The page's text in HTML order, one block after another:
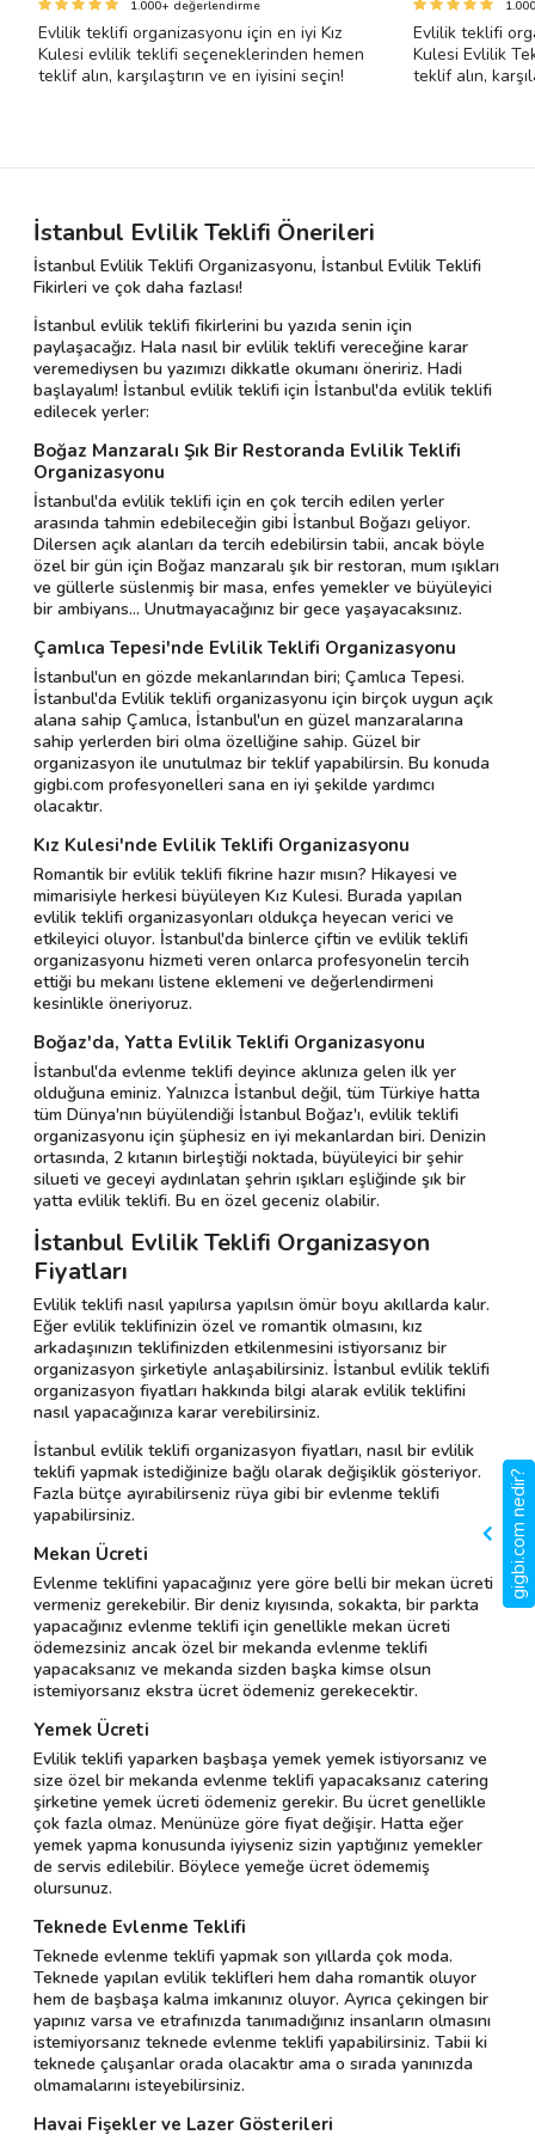
1.000+ değerlendirme
Evlilik teklifi organizasyonu için en iyi Kız
Kulesi evlilik teklifi seçeneklerinden hemen
teklif alın, karşılaştırın ve en iyisini seçin!
Evlilik teklifi
Kulesi Evlilik
teklif alın,
İstanbul Evlilik Teklifi Önerileri
İstanbul Evlilik Teklifi Organizasyonu, İstanbul Evlilik Teklifi
Fikirleri ve çok daha fazlası!
İstanbul evlilik teklifi fikirlerini bu yazıda senin için
paylaşacağız. Hala nasıl bir evlilik teklifi vereceğine karar
veremediysen bu yazımızı dikkatle okumanı öneririz. Hadi
başlayalım! İstanbul evlilik teklifi için İstanbul'da evlilik teklifi
edilecek yerler:
Boğaz Manzaralı Şık Bir Restoranda Evlilik Teklifi
Organizasyonu
İstanbul'da evlilik teklifi için en çok tercih edilen yerler
arasında tahmin edebileceğin gibi İstanbul Boğazı geliyor.
Dilersen açık alanları da tercih edebilirsin tabii, ancak böyle
özel bir gün için Boğaz manzaralı şık bir restoran, mum ışıkları
ve güllerle süslenmiş bir masa, enfes yemekler ve büyüleyici
bir ambiyans... Unutmayacağınız bir gece yaşayacaksınız.
Çamlıca Tepesi'nde Evlilik Teklifi Organizasyonu
İstanbul'un en gözde mekanlarından biri; Çamlıca Tepesi.
İstanbul'da Evlilik teklifi organizasyonu için birçok uygun açık
alana sahip Çamlıca, İstanbul'un en güzel manzaralarına
sahip yerlerden biri olma özelliğine sahip. Güzel bir
organizasyon ile unutulmaz bir teklif yapabilirsin. Bu konuda
gigbi.com profesyonelleri sana en iyi şekilde yardımcı
olacaktır.
Kız Kulesi'nde Evlilik Teklifi Organizasyonu
Romantik bir evlilik teklifi fikrine hazır mısın? Hikayesi ve
mimarisiyle herkesi büyüleyen Kız Kulesi. Burada yapılan
evlilik teklifi organizasyonları oldukça heyecan verici ve
etkileyici oluyor. İstanbul'da binlerce çiftin ve evlilik teklifi
organizasyonu hizmeti veren onlarca profesyonelin tercih
ettiği bu mekanı listene eklemeni ve değerlendirmeni
kesinlikle öneriyoruz.
Boğaz'da, Yatta Evlilik Teklifi Organizasyonu
İstanbul'da evlenme teklifi deyince aklınıza gelen ilk yer
olduğuna eminiz. Yalnızca İstanbul değil, tüm Türkiye hatta
tüm Dünya'nın büyülendiği İstanbul Boğaz'ı, evlilik teklifi
organizasyonu için şüphesiz en iyi mekanlardan biri. Denizin
ortasında, 2 kıtanın birleştiği noktada, büyüleyici bir şehir
silueti ve geceyi aydınlatan şehrin ışıkları eşliğinde şık bir
yatta evlilik teklifi. Bu en özel geceniz olabilir.
İstanbul Evlilik Teklifi Organizasyon
Fiyatları
Evlilik teklifi nasıl yapılırsa yapılsın ömür boyu akıllarda kalır.
Eğer evlilik teklifinizin özel ve romantik olmasını, kız
arkadaşınızın teklifinizden etkilenmesini istiyorsanız bir
organizasyon şirketiyle anlaşabilirsiniz. İstanbul evlilik teklifi
organizasyon fiyatları hakkında bilgi alarak evlilik teklifini
nasıl yapacağınıza karar verebilirsiniz.
İstanbul evlilik teklifi organizasyon fiyatları, nasıl bir evlilik
teklifi yapmak istediğinize bağlı olarak değişiklik gösteriyor.
Fazla bütçe ayırabilirseniz rüya gibi bir evlenme teklifi
yapabilirsiniz.
Mekan Ücreti
Evlenme teklifini yapacağınız yere göre belli bir mekan ücreti
vermeniz gerekebilir. Bir deniz kıyısında, sokakta, bir parkta
yapacağınız evlenme teklifi için genellikle mekan ücreti
ödemezsiniz ancak özel bir mekanda evlenme teklifi
yapacaksanız ve mekanda sizden başka kimse olsun
istemiyorsanız ekstra ücret ödemeniz gerekecektir.
Yemek Ücreti
Evlilik teklifi yaparken başbaşa yemek yemek istiyorsanız ve
size özel bir mekanda evlenme teklifi yapacaksanız catering
şirketine yemek ücreti ödemeniz gerekir. Bu ücret genellikle
çok fazla olmaz. Menünüze göre fiyat değişir. Hatta eğer
yemek yapma konusunda iyiyseniz sizin yaptığınız yemekler
de servis edilebilir. Böylece yemeğe ücret ödememiş
olursunuz.
Teknede Evlenme Teklifi
Teknede evlenme teklifi yapmak son yıllarda çok moda.
Teknede yapılan evlilik teklifleri hem daha romantik oluyor
hem de başbaşa kalma imkanınız oluyor. Ayrıca çekingen bir
yapınız varsa ve etrafınızda tanımadığınız insanların olmasını
istemiyorsanız teknede evlenme teklifi yapabilirsiniz. Tabii ki
teknede çalışanlar orada olacaktır ama o sırada yanınızda
olmamalarını isteyebilirsiniz.
Havai Fişekler ve Lazer Gösterileri
gigbi.com nedir?